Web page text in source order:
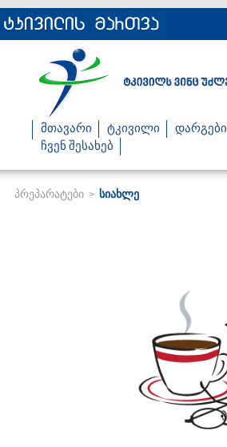
მთავარი ტკივილი დარგები
ჩვენ შესახებ
პრეპარატები > სიახლე